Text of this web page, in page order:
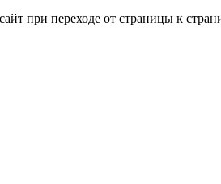
при переходе от страницы к